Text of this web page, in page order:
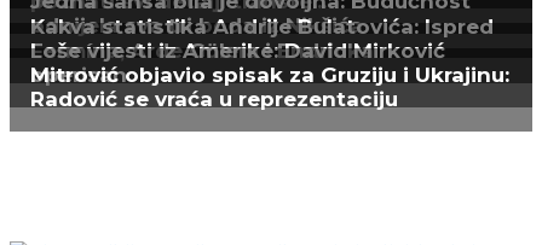
odnijela sva tri boda iz Nikšića
Kakva statistika Andrije Bulatovića: Ispred
Fermína, Arde Gülera i Endricka
Loše vijesti iz Amerike: David Mirković
operisan
Mitrović objavio spisak za Gruziju i Ukrajinu:
Radović se vraća u reprezentaciju